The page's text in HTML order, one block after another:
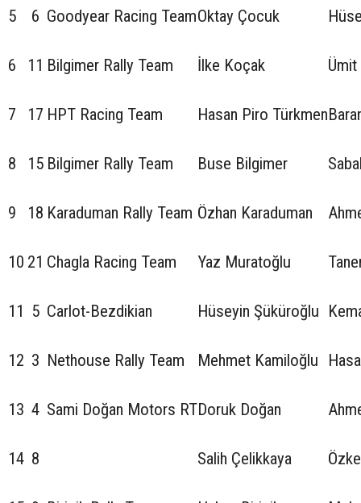
5 6 Goodyear Racing TeamOktay Çocuk
6 11 Bilgimer Rally Team İlke Koçak
7 17 HPT Racing Team Hasan Piro Türkmen
8 15 Bilgimer Rally Team Buse Bilgimer
9 18 Karaduman Rally Team Özhan Karaduman
10 21 Chagla Racing Team Yaz Muratoğlu
11 5 Carlot-Bezdikian Hüseyin Şüküroğlu
12 3 Nethouse Rally Team Mehmet Kamiloğlu
13 4 Sami Doğan Motors RTDoruk Doğan
14 8 Salih Çelikkaya